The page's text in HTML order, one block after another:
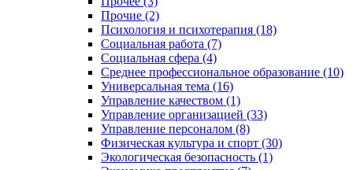
Прочие (2)
Психология и психотерапия (18)
Социальная работа (7)
Социальная сфера (4)
Среднее профессиональное образование (10)
Универсальная тема (16)
Управление качеством (1)
Управление организацией (33)
Управление персоналом (8)
Физическая культура и спорт (30)
Экологическая безопасность (1)